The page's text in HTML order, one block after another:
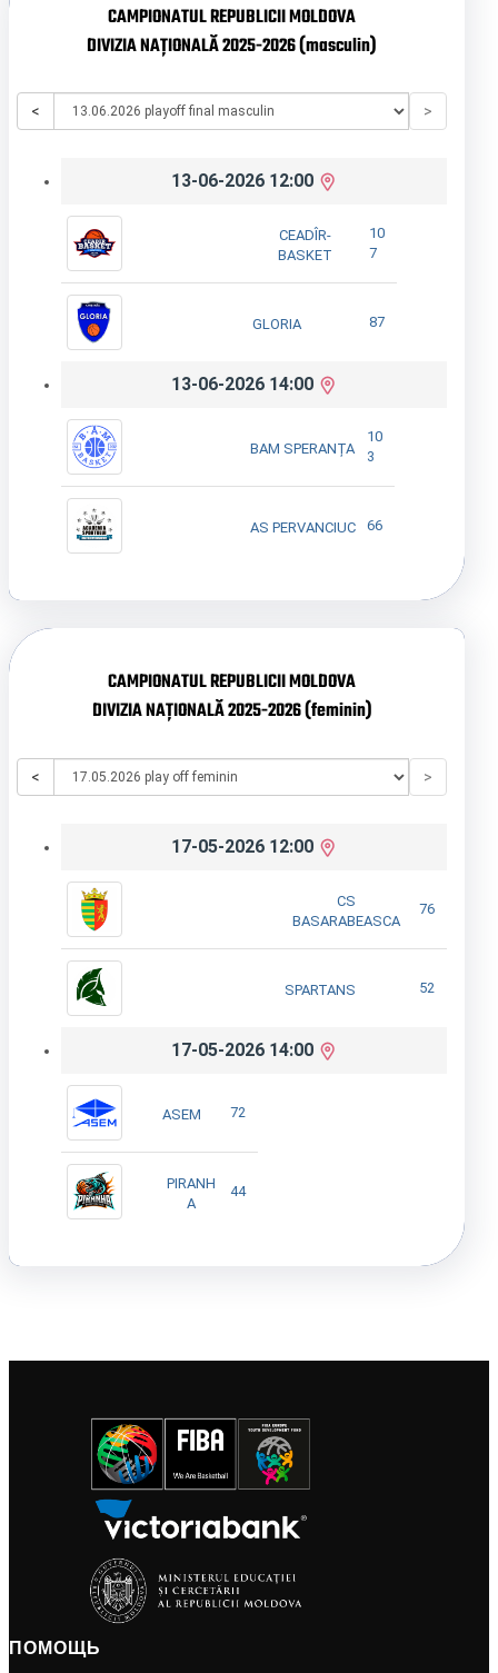
CAMPIONATUL REPUBLICII MOLDOVA
DIVIZIA NAȚIONALĂ 2025-2026 (masculin)
< >
13-06-2026 12:00
CEADÎR-
BASKET
10
7
GLORIA 87
13-06-2026 14:00
BAM SPERANȚA
10
3
AS PERVANCIUC 66
CAMPIONATUL REPUBLICII MOLDOVA
DIVIZIA NAȚIONALĂ 2025-2026 (feminin)
< >
17-05-2026 12:00
CS
BASARABEASCA
76
SPARTANS 52
17-05-2026 14:00
ASEM 72
PIRANH
A
44
ПОМОЩЬ